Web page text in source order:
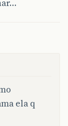
ela q